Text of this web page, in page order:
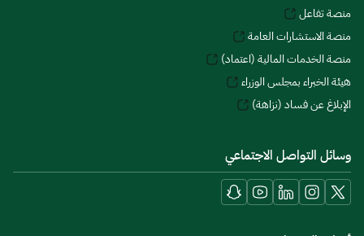
منصة تفاعل
منصة الاستشارات العامة
منصة الخدمات المالية (اعتماد)
هيئة الخبراء بمجلس الوزراء
الإبلاغ عن فساد (نزاهة)
وسائل التواصل الاجتماعي